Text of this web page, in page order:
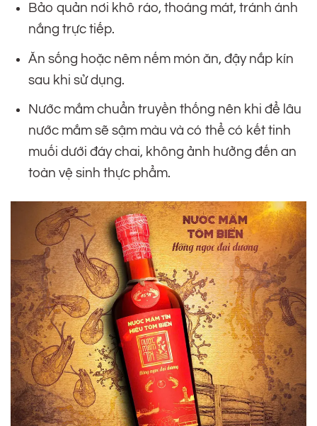
Bảo quản nơi khô ráo, thoáng mát, tránh ánh
nắng trực tiếp.
Ăn sống hoặc nêm nếm món ăn, đậy nắp kín
sau khi sử dụng.
Nước mắm chuẩn truyền thống nên khi để lâu
nước mắm sẽ sậm màu và có thể có kết tinh
muối dưới đáy chai, không ảnh hưởng đến an
toàn vệ sinh thực phẩm.